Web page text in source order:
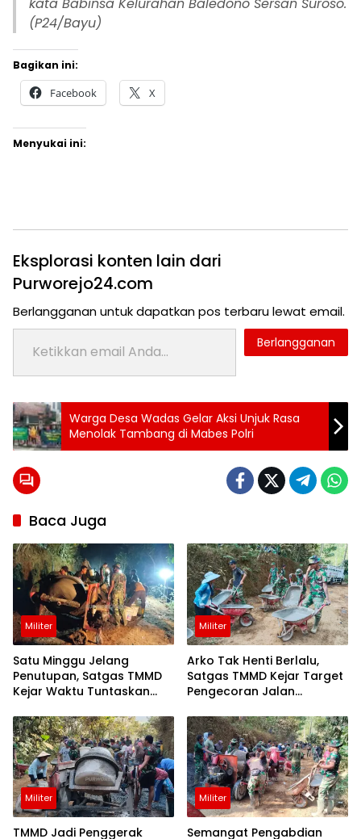
(P24/Bayu)
Bagikan ini:
Facebook X
Menyukai ini:
Eksplorasi konten lain dari
Purworejo24.com
Berlangganan untuk dapatkan pos terbaru lewat email.
Ketikkan email Anda...
Berlangganan
Tag:
24 jam
purworejo
kencang
24
jam
berita
purworejo
berita
purworejo
hari ini
Berita
Purworejo
Terkini
berita
terkini
purworejo
terkini
Quarry
Wadas
purworejo24
Waduk
Bener
Warga Desa Wadas Gelar Aksi Unjuk Rasa
Menolak Tambang di Mabes Polri
Baca Juga
Militer
Satu Minggu Jelang
Penutupan, Satgas TMMD
Kejar Waktu Tuntaskan
Militer
Arko Tak Henti Berlalu,
Satgas TMMD Kejar Target
Pengecoran Jalan
Militer
TMMD Jadi Penggerak
Militer
Semangat Pengabdian